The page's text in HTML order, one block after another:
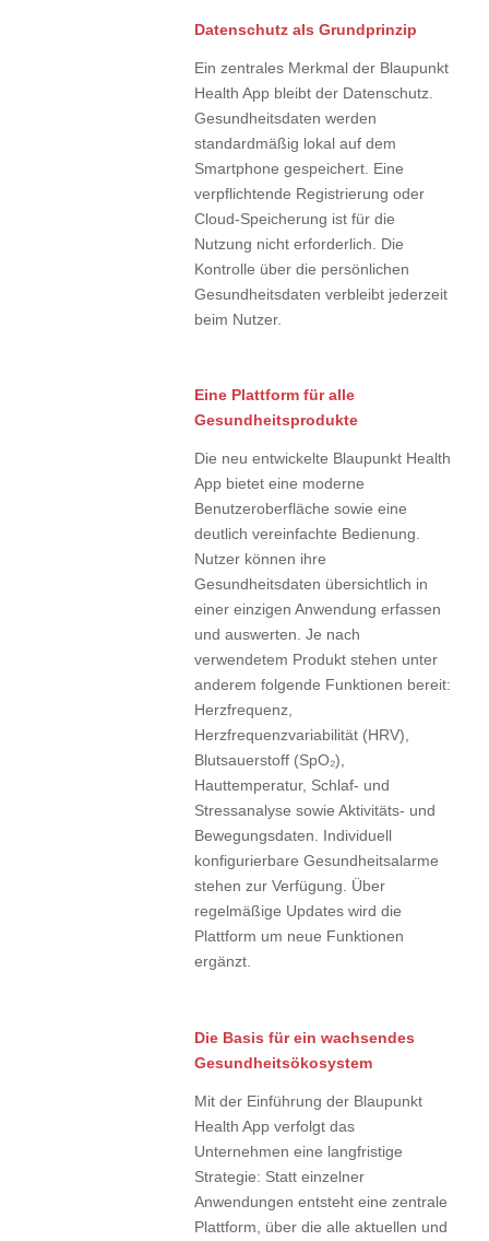
Datenschutz als Grundprinzip
Ein zentrales Merkmal der Blaupunkt
Health App bleibt der Datenschutz.
Gesundheitsdaten werden
standardmäßig lokal auf dem
Smartphone gespeichert. Eine
verpflichtende Registrierung oder
Cloud-Speicherung ist für die
Nutzung nicht erforderlich. Die
Kontrolle über die persönlichen
Gesundheitsdaten verbleibt jederzeit
beim Nutzer.
Eine Plattform für alle
Gesundheitsprodukte
Die neu entwickelte Blaupunkt Health
App bietet eine moderne
Benutzeroberfläche sowie eine
deutlich vereinfachte Bedienung.
Nutzer können ihre
Gesundheitsdaten übersichtlich in
einer einzigen Anwendung erfassen
und auswerten. Je nach
verwendetem Produkt stehen unter
anderem folgende Funktionen bereit:
Herzfrequenz,
Herzfrequenzvariabilität (HRV),
Blutsauerstoff (SpO₂),
Hauttemperatur, Schlaf- und
Stressanalyse sowie Aktivitäts- und
Bewegungsdaten. Individuell
konfigurierbare Gesundheitsalarme
stehen zur Verfügung. Über
regelmäßige Updates wird die
Plattform um neue Funktionen
ergänzt.
Die Basis für ein wachsendes
Gesundheitsökosystem
Mit der Einführung der Blaupunkt
Health App verfolgt das
Unternehmen eine langfristige
Strategie: Statt einzelner
Anwendungen entsteht eine zentrale
Plattform, über die alle aktuellen und